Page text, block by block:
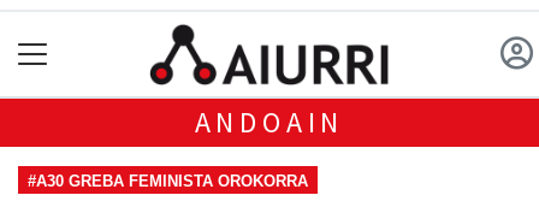
ANDOAIN
#A30 GREBA FEMINISTA OROKORRA